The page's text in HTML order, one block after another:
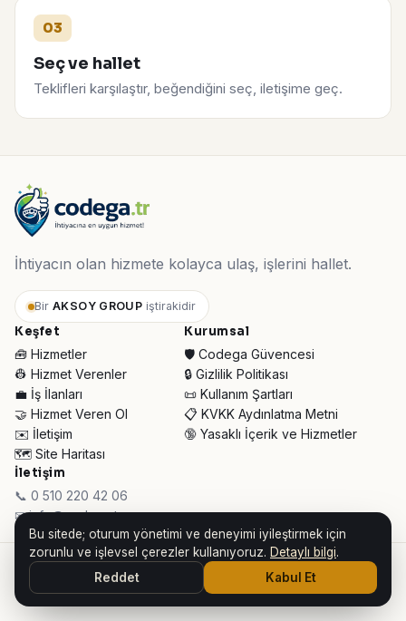
03
Seç ve hallet
Teklifleri karşılaştır, beğendiğini seç, iletişime geç.
İhtiyacın olan hizmete kolayca ulaş, işlerini hallet.
Bir AKSOY GROUP iştirakidir
Keşfet
🧰 Hizmetler
👷 Hizmet Verenler
💼 İş İlanları
🤝 Hizmet Veren Ol
✉️ İletişim
🗺️ Site Haritası
Kurumsal
🛡️ Codega Güvencesi
🔒 Gizlilik Politikası
📜 Kullanım Şartları
📋 KVKK Aydınlatma Metni
🔞 Yasaklı İçerik ve Hizmetler
İletişim
📞 0 510 220 42 06
✉ info@codega.tr
© 2026 Codega Hizmet Pazaryeri ·
AKSOY GROUP iştirakidir
👥 Toplam Ziyaretçi: 33.079 · Bugün:943
Bu sitede; oturum yönetimi ve deneyimi iyileştirmek için
zorunlu ve işlevsel çerezler kullanıyoruz. Detaylı bilgi.
Reddet
Kabul Et